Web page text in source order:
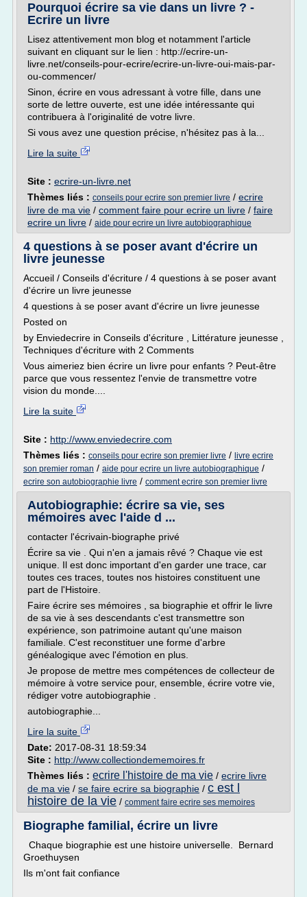
Pourquoi écrire sa vie dans un livre ? -
Ecrire un livre
Lisez attentivement mon blog et notamment l'article
suivant en cliquant sur le lien : http://ecrire-un-
livre.net/conseils-pour-ecrire/ecrire-un-livre-oui-mais-par-
ou-commencer/
Sinon, écrire en vous adressant à votre fille, dans une
sorte de lettre ouverte, est une idée intéressante qui
contribuera à l'originalité de votre livre.
Si vous avez une question précise, n'hésitez pas à la...
Lire la suite
Site : ecrire-un-livre.net
Thèmes liés : conseils pour ecrire son premier livre / ecrire
livre de ma vie / comment faire pour ecrire un livre / faire
ecrire un livre / aide pour ecrire un livre autobiographique
4 questions à se poser avant d'écrire un
livre jeunesse
Accueil / Conseils d'écriture / 4 questions à se poser avant
d'écrire un livre jeunesse
4 questions à se poser avant d'écrire un livre jeunesse
Posted on
by Enviedecrire in Conseils d'écriture , Littérature jeunesse ,
Techniques d'écriture with 2 Comments
Vous aimeriez bien écrire un livre pour enfants ? Peut-être
parce que vous ressentez l'envie de transmettre votre
vision du monde....
Lire la suite
Site : http://www.enviedecrire.com
Thèmes liés : conseils pour ecrire son premier livre / livre ecrire
son premier roman / aide pour ecrire un livre autobiographique /
ecrire son autobiographie livre / comment ecrire son premier livre
Autobiographie: écrire sa vie, ses
mémoires avec l'aide d ...
contacter l'écrivain-biographe privé
Écrire sa vie . Qui n'en a jamais rêvé ? Chaque vie est
unique. Il est donc important d'en garder une trace, car
toutes ces traces, toutes nos histoires constituent une
part de l'Histoire.
Faire écrire ses mémoires , sa biographie et offrir le livre
de sa vie à ses descendants c'est transmettre son
expérience, son patrimoine autant qu'une maison
familiale. C'est reconstituer une forme d'arbre
généalogique avec l'émotion en plus.
Je propose de mettre mes compétences de collecteur de
mémoire à votre service pour, ensemble, écrire votre vie,
rédiger votre autobiographie .
autobiographie...
Lire la suite
Date: 2017-08-31 18:59:34
Site : http://www.collectiondememoires.fr
Thèmes liés : ecrire l'histoire de ma vie / ecrire livre
de ma vie / se faire ecrire sa biographie / c est l
histoire de la vie / comment faire ecrire ses memoires
Biographe familial, écrire un livre
Chaque biographie est une histoire universelle. Bernard
Groethuysen
Ils m'ont fait confiance